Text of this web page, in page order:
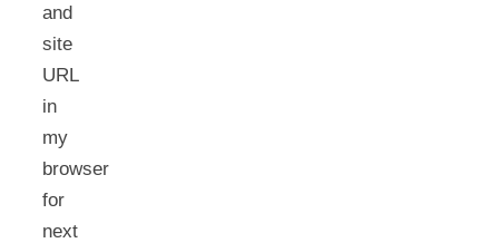
and
site
URL
in
my
browser
for
next